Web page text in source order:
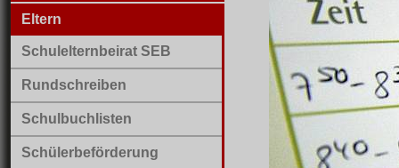
Eltern
Schulelternbeirat SEB
Rundschreiben
Schulbuchlisten
Schülerbeförderung